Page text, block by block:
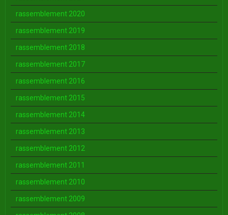
rassemblement 2020
rassemblement 2019
rassemblement 2018
rassemblement 2017
rassemblement 2016
rassemblement 2015
rassemblement 2014
rassemblement 2013
rassemblement 2012
rassemblement 2011
rassemblement 2010
rassemblement 2009